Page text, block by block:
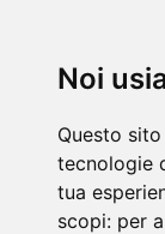
Noi
Questo
tecnologie
tua
scopi: per